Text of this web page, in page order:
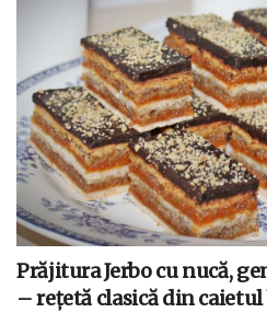
Prăjitura Jerbo cu nucă,
– rețetă clasică din